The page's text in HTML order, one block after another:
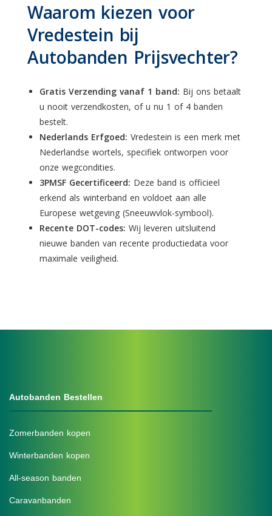
Waarom kiezen voor
Vredestein bij
Autobanden Prijsvechter?
Gratis Verzending vanaf 1 band: Bij ons betaalt
u nooit verzendkosten, of u nu 1 of 4 banden
bestelt.
Nederlands Erfgoed: Vredestein is een merk met
Nederlandse wortels, specifiek ontworpen voor
onze wegcondities.
3PMSF Gecertificeerd: Deze band is officieel
erkend als winterband en voldoet aan alle
Europese wetgeving (Sneeuwvlok-symbool).
Recente DOT-codes: Wij leveren uitsluitend
nieuwe banden van recente productiedata voor
maximale veiligheid.
Autobanden Bestellen
Zomerbanden kopen
Winterbanden kopen
All-season banden
Caravanbanden